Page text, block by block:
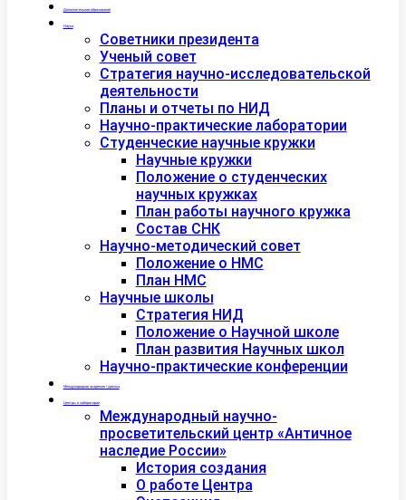
Дополнительное образование
Наука
Советники президента
Ученый совет
Стратегия научно-исследовательской
деятельности
Планы и отчеты по НИД
Научно-практические лаборатории
Студенческие научные кружки
Научные кружки
Положение о студенческих
научных кружках
План работы научного кружка
Состав СНК
Научно-методический совет
Положение о НМС
План НМС
Научные школы
Стратегия НИД
Положение о Научной школе
План развития Научных школ
Научно-практические конференции
Международная академия туризма
Центры и лаборатории
Международный научно-
просветительский центр «Античное
наследие России»
История создания
О работе Центра